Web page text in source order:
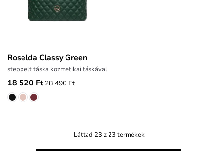
Roselda Classy Green
steppelt táska kozmetikai táskával
18 520 Ft 28 490 Ft
Láttad 23 z 23 termékek